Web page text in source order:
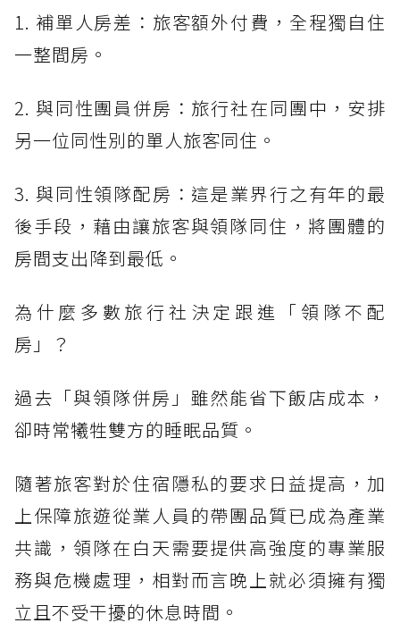
1. 補單人房差：旅客額外付費，全程獨自住
一整間房。
2. 與同性團員併房：旅行社在同團中，安排
另一位同性別的單人旅客同住。
3. 與同性領隊配房：這是業界行之有年的最
後手段，藉由讓旅客與領隊同住，將團體的
房間支出降到最低。
為什麼多數旅行社決定跟進「領隊不配
房」？
過去「與領隊併房」雖然能省下飯店成本，
卻時常犧牲雙方的睡眠品質。
隨著旅客對於住宿隱私的要求日益提高，加
上保障旅遊從業人員的帶團品質已成為產業
共識，領隊在白天需要提供高強度的專業服
務與危機處理，相對而言晚上就必須擁有獨
立且不受干擾的休息時間。